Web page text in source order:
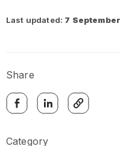
Last updated: 7
Share
Category